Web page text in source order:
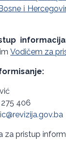
i
Vodičem za
406
za pristup